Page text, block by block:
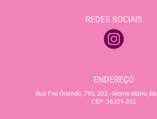
REDES SOCIAIS
ENDEREÇO
Rua Frei Orlando, 795, 202 - Monte Mário,
CEP: 36201-302